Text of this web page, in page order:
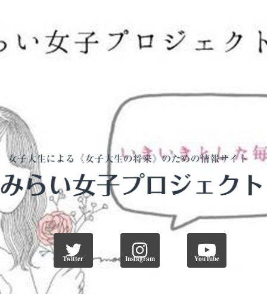
Twitter Instagram YouTube